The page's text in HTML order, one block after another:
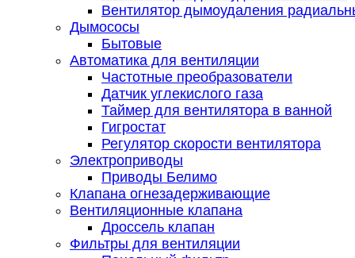
Вентилятор дымоудаления
Дымососы
Бытовые
Автоматика для вентиляции
Частотные преобразователи
Датчик углекислого газа
Таймер для вентилятора в ванной
Гигростат
Регулятор скорости вентилятора
Электроприводы
Приводы Белимо
Клапана огнезадерживающие
Вентиляционные клапана
Дроссель клапан
Фильтры для вентиляции